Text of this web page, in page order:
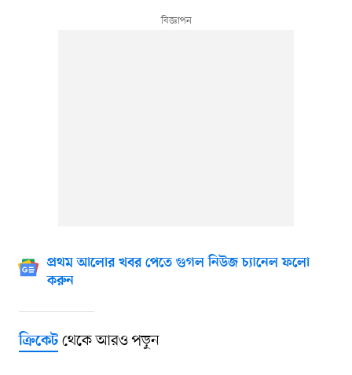
প্রথম আলোর খবর পেতে গুগল নিউজ চ্যানেল ফলো
করুন
ক্রিকেটথেকে আরও পড়ুন